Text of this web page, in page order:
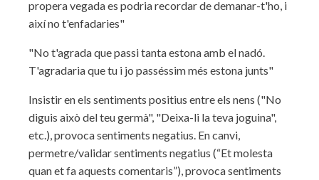
propera vegada es podria recordar de demanar-t'ho, i
així no t'enfadaries"
"No t'agrada que passi tanta estona amb el nadó.
T'agradaria que tu i jo passéssim més estona junts"
Insistir en els sentiments positius entre els nens ("No
diguis això del teu germà", "Deixa-li la teva joguina",
etc.), provoca sentiments negatius. En canvi,
permetre/validar sentiments negatius (“Et molesta
quan et fa aquests comentaris”), provoca sentiments